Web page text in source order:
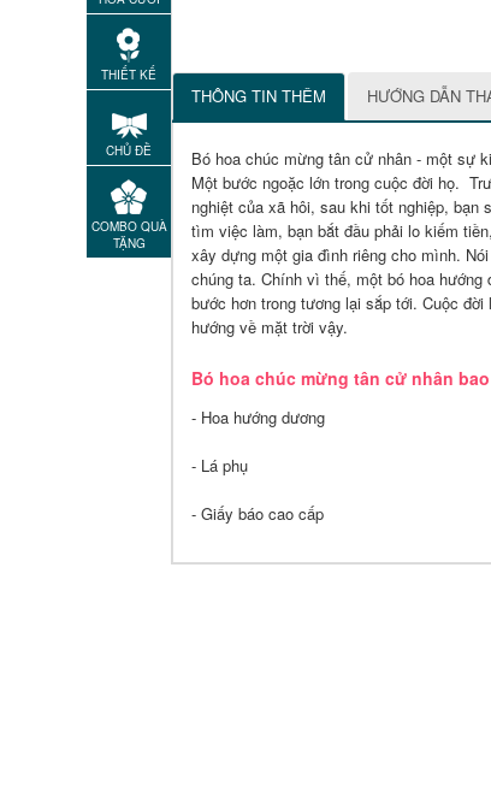
THIẾT KẾ
CHỦ ĐỀ
COMBO QUÀ
TẶNG
THÔNG TIN THÊM HƯỚNG DẪN
Bó hoa chúc mừng tân cử nhân - một sự
Một bước ngoặc lớn trong cuộc đời họ.
nghiệt của xã hôi, sau khi tốt nghiệp, bạn
tìm việc làm, bạn bắt đầu phải lo kiếm
xây dựng một gia đình riêng cho mình.
chúng ta. Chính vì thế, một bó hoa
bước hơn trong tương lại sắp tới. Cuộc
hướng về mặt trời vậy.
Bó hoa chúc mừng tân cử nhân
- Hoa hướng dương
- Lá phụ
- Giấy báo cao cấp